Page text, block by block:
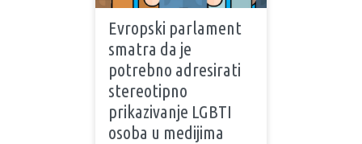
Evropski parlament
smatra da je
potrebno adresirati
stereotipno
prikazivanje LGBTI
osoba u medijima